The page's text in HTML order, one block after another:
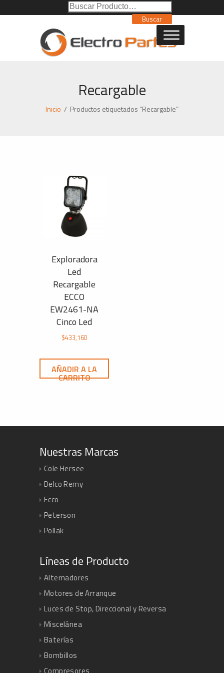
Buscar
Poducto:
Buscar
Recargable
Inicio / Productos etiquetados “Recargable”
Exploradora
Led
Recargable
ECCO
EW2461-NA
Cinco Led
$433,160
AÑADIR A LA
CARRITO
Nuestras Marcas
Cole Hersee
Delco Remy
Ecco
Peterson
Pollak
Líneas de Producto
Alternadores
Motores de Arranque
Luces de Stop, Direccional y Reversa
Miscelánea
Baterías
Bombillos